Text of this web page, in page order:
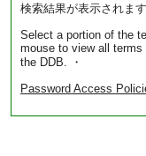
検索結果が表示されます
Select a portion of the
mouse to view all
the DDB. ・
Password Access